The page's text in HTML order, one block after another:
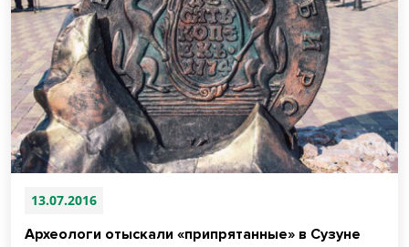
13.07.2016
Археологи отыскали «припрятанные» в Сузуне